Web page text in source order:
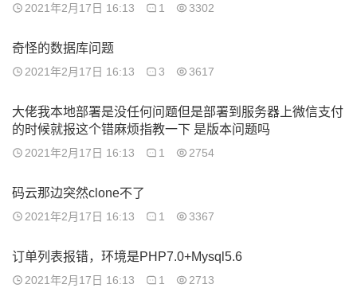
2021年2月17日 16:13 1 3302
奇怪的数据库问题
2021年2月17日 16:13 3 3617
大佬我本地部署是没任何问题但是部署到服务器上微信支付
的时候就报这个错麻烦指教一下 是版本问题吗
2021年2月17日 16:13 1 2754
码云那边突然clone不了
2021年2月17日 16:13 1 3367
订单列表报错，环境是PHP7.0+Mysql5.6
2021年2月17日 16:13 1 2713